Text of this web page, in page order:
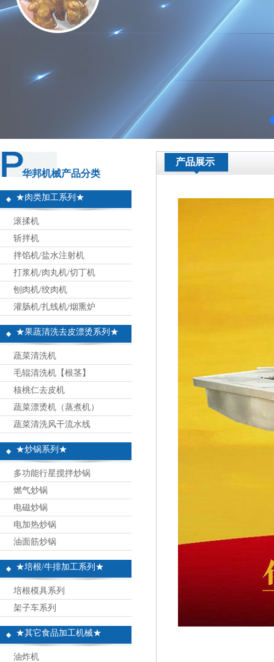
华邦机械产品分类
★肉类加工系列★
滚揉机
斩拌机
拌馅机/盐水注射机
打浆机/肉丸机/切丁机
刨肉机/绞肉机
灌肠机/扎线机/烟熏炉
★果蔬清洗去皮漂烫系列★
蔬菜清洗机
毛辊清洗机【根茎】
核桃仁去皮机
蔬菜漂烫机（蒸煮机）
蔬菜清洗风干流水线
★炒锅系列★
多功能行星搅拌炒锅
燃气炒锅
电磁炒锅
电加热炒锅
油面筋炒锅
★培根/牛排加工系列★
培根模具系列
架子车系列
★其它食品加工机械★
油炸机
产品展示